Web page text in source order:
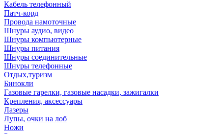
Кабель телефонный
Патч-корд
Провода намоточные
Шнуры аудио, видео
Шнуры компьютерные
Шнуры питания
Шнуры соединительные
Шнуры телефонные
Отдых,туризм
Бинокли
Газовые гарелки, газовые насадки, зажигалки
Крепления, аксессуары
Лазеры
Лупы, очки на лоб
Ножи